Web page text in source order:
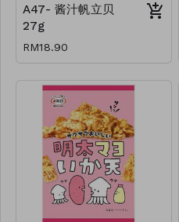
A47- 酱汁帆立贝
27g
RM18.90